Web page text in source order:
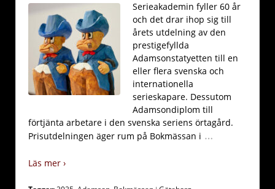
Serieakademin fyller 60 år
och det drar ihop sig till
årets utdelning av den
prestigefyllda
Adamsonstatyetten till en
eller flera svenska och
internationella
serieskapare. Dessutom
Adamsondiplom till
förtjänta arbetare i den svenska seriens örtagård.
Prisutdelningen äger rum på Bokmässan i …
Läs mer ›